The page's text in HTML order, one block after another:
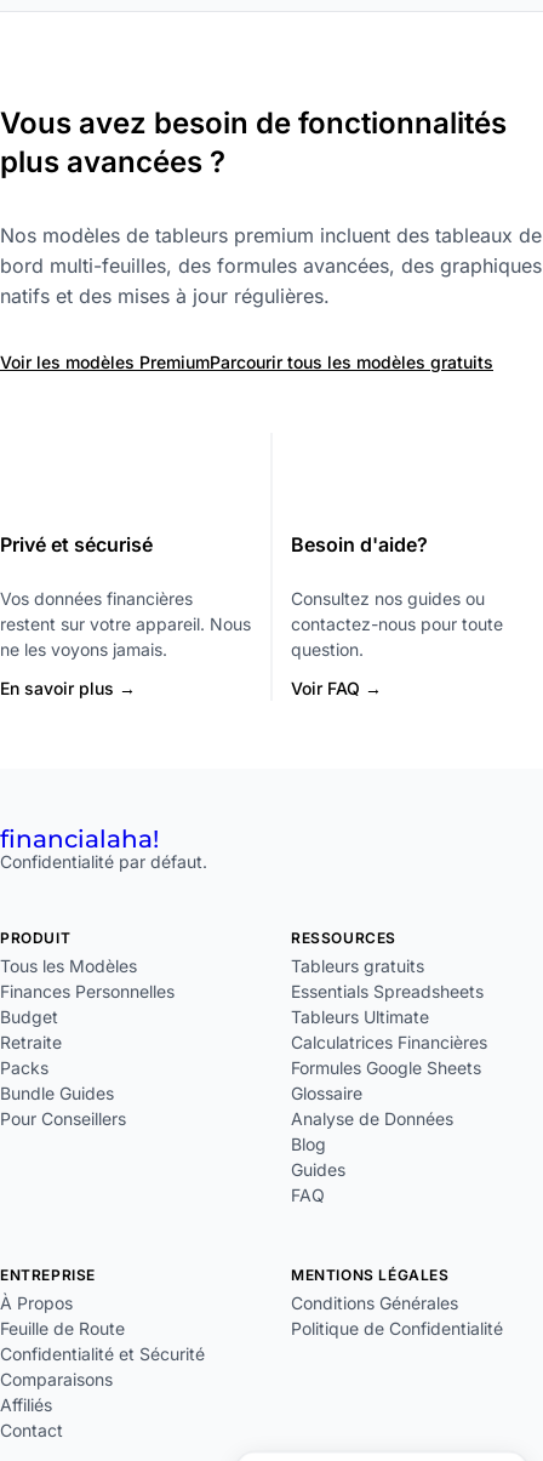
Vous avez besoin de fonctionnalités
plus avancées ?
Nos modèles de tableurs premium incluent des tableaux de
bord multi-feuilles, des formules avancées, des graphiques
natifs et des mises à jour régulières.
Voir les modèles PremiumParcourir tous les modèles gratuits
Privé et sécurisé
Vos données financières
restent sur votre appareil. Nous
ne les voyons jamais.
En savoir plus →
Besoin d'aide?
Consultez nos guides ou
contactez-nous pour toute
question.
Voir FAQ →
financialaha!
Confidentialité par défaut.
PRODUIT
Tous les Modèles
Finances Personnelles
Budget
Retraite
Packs
Bundle Guides
Pour Conseillers
RESSOURCES
Tableurs gratuits
Essentials Spreadsheets
Tableurs Ultimate
Calculatrices Financières
Formules Google Sheets
Glossaire
Analyse de Données
Blog
Guides
FAQ
ENTREPRISE
À Propos
Feuille de Route
Confidentialité et Sécurité
Comparaisons
Affiliés
Contact
MENTIONS LÉGALES
Conditions Générales
Politique de Confidentialité